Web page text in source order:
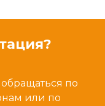
по
или по